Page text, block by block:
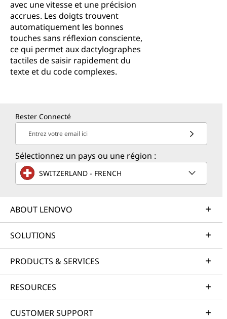
avec une vitesse et une précision
accrues. Les doigts trouvent
automatiquement les bonnes
touches sans réflexion consciente,
ce qui permet aux dactylographes
tactiles de saisir rapidement du
texte et du code complexes.
Rester Connecté
Entrez votre email ici
Sélectionnez un pays ou une région :
SWITZERLAND - FRENCH
ABOUT LENOVO
SOLUTIONS
PRODUCTS & SERVICES
RESOURCES
CUSTOMER SUPPORT